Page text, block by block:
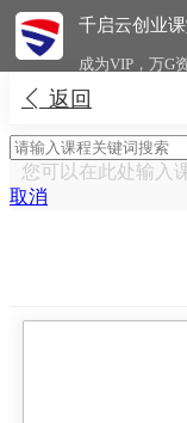
千启云创业
成为VIP，万G
 返回
您可以在此处输入
取消